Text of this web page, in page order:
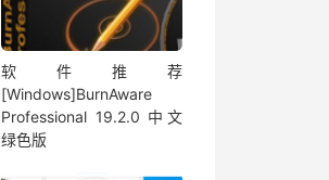
软件推荐
[Windows]BurnAware
Professional 19.2.0 中文
绿色版